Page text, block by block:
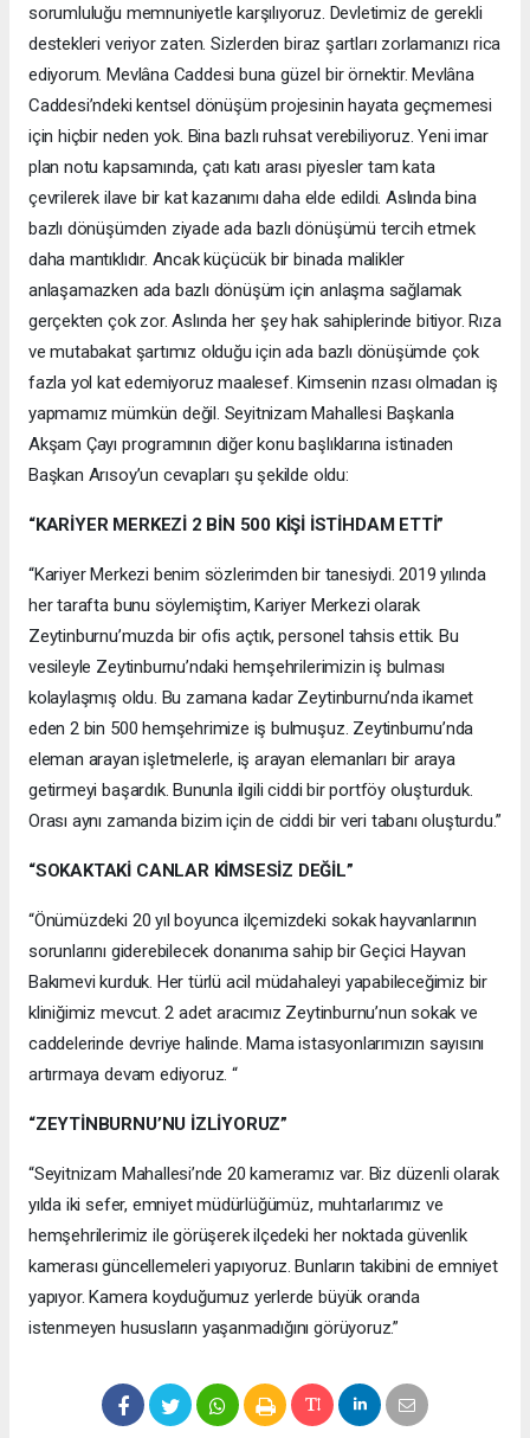
sorumluluğu memnuniyetle karşılıyoruz. Devletimiz de gerekli
destekleri veriyor zaten. Sizlerden biraz şartları zorlamanızı rica
ediyorum. Mevlâna Caddesi buna güzel bir örnektir. Mevlâna
Caddesi’ndeki kentsel dönüşüm projesinin hayata geçmemesi
için hiçbir neden yok. Bina bazlı ruhsat verebiliyoruz. Yeni imar
plan notu kapsamında, çatı katı arası piyesler tam kata
çevrilerek ilave bir kat kazanımı daha elde edildi. Aslında bina
bazlı dönüşümden ziyade ada bazlı dönüşümü tercih etmek
daha mantıklıdır. Ancak küçücük bir binada malikler
anlaşamazken ada bazlı dönüşüm için anlaşma sağlamak
gerçekten çok zor. Aslında her şey hak sahiplerinde bitiyor. Rıza
ve mutabakat şartımız olduğu için ada bazlı dönüşümde çok
fazla yol kat edemiyoruz maalesef. Kimsenin rızası olmadan iş
yapmamız mümkün değil. Seyitnizam Mahallesi Başkanla
Akşam Çayı programının diğer konu başlıklarına istinaden
Başkan Arısoy’un cevapları şu şekilde oldu:
“KARİYER MERKEZİ 2 BİN 500 KİŞİ İSTİHDAM ETTİ”
“Kariyer Merkezi benim sözlerimden bir tanesiydi. 2019 yılında
her tarafta bunu söylemiştim, Kariyer Merkezi olarak
Zeytinburnu’muzda bir ofis açtık, personel tahsis ettik. Bu
vesileyle Zeytinburnu’ndaki hemşehrilerimizin iş bulması
kolaylaşmış oldu. Bu zamana kadar Zeytinburnu’nda ikamet
eden 2 bin 500 hemşehrimize iş bulmuşuz. Zeytinburnu’nda
eleman arayan işletmelerle, iş arayan elemanları bir araya
getirmeyi başardık. Bununla ilgili ciddi bir portföy oluşturduk.
Orası aynı zamanda bizim için de ciddi bir veri tabanı oluşturdu.”
“SOKAKTAKİ CANLAR KİMSESİZ DEĞİL”
“Önümüzdeki 20 yıl boyunca ilçemizdeki sokak hayvanlarının
sorunlarını giderebilecek donanıma sahip bir Geçici Hayvan
Bakımevi kurduk. Her türlü acil müdahaleyi yapabileceğimiz bir
kliniğimiz mevcut. 2 adet aracımız Zeytinburnu’nun sokak ve
caddelerinde devriye halinde. Mama istasyonlarımızın sayısını
artırmaya devam ediyoruz. “
“ZEYTİNBURNU’NU İZLİYORUZ”
“Seyitnizam Mahallesi’nde 20 kameramız var. Biz düzenli olarak
yılda iki sefer, emniyet müdürlüğümüz, muhtarlarımız ve
hemşehrilerimiz ile görüşerek ilçedeki her noktada güvenlik
kamerası güncellemeleri yapıyoruz. Bunların takibini de emniyet
yapıyor. Kamera koyduğumuz yerlerde büyük oranda
istenmeyen hususların yaşanmadığını görüyoruz.”